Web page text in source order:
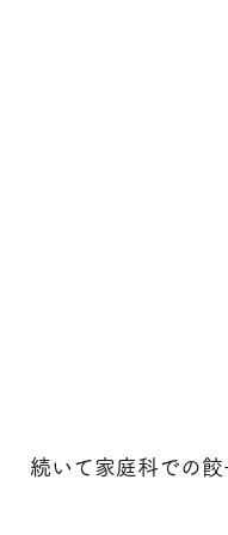
続いて家庭科での餃